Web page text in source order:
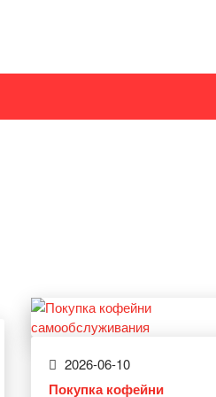
2026-06-10
Покупка кофейни